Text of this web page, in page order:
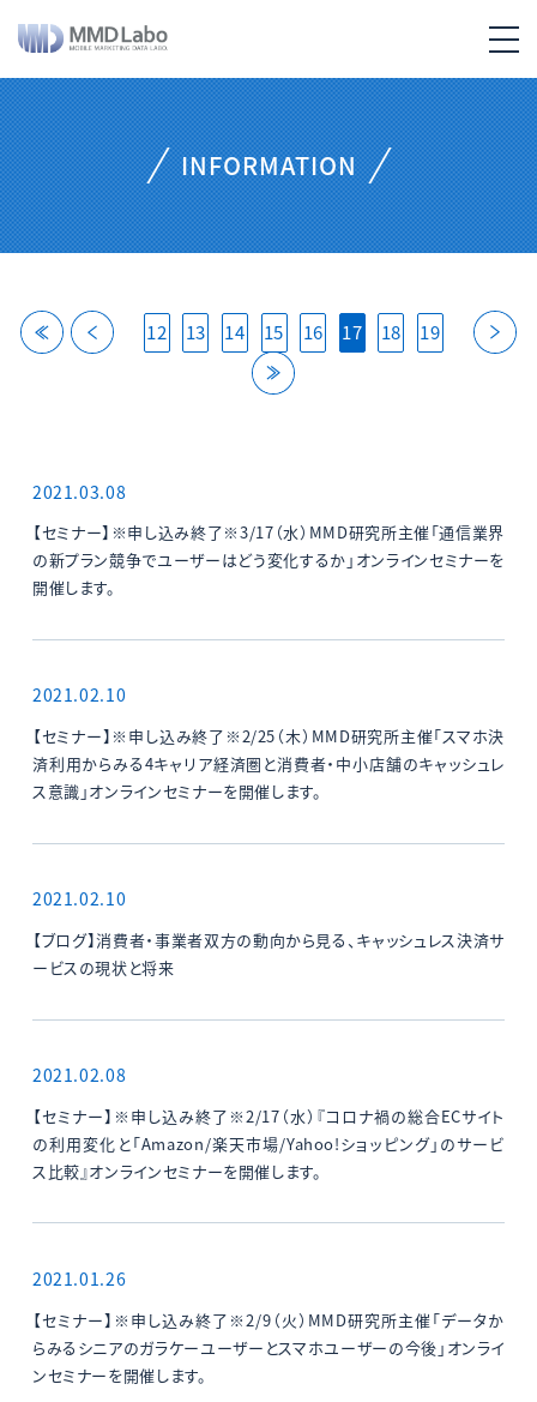
INFORMATION
back back12 13 14 15 16 17 18 19
last
2021.03.08
【セミナー】※申し込み終了※3/17（水）MMD研究所主催「通信業界
の新プラン競争でユーザーはどう変化するか」オンラインセミナーを
開催します。
2021.02.10
【セミナー】※申し込み終了※2/25（木）MMD研究所主催「スマホ決
済利用からみる4キャリア経済圏と消費者・中小店舗のキャッシュレ
ス意識」オンラインセミナーを開催します。
2021.02.10
【ブログ】消費者・事業者双方の動向から見る、キャッシュレス決済サ
ービスの現状と将来
2021.02.08
【セミナー】※申し込み終了※2/17（水）『コロナ禍の総合ECサイト
の利用変化と「Amazon/楽天市場/Yahoo!ショッピング」のサービ
ス比較』オンラインセミナーを開催します。
2021.01.26
【セミナー】※申し込み終了※2/9（火）MMD研究所主催「データか
らみるシニアのガラケーユーザーとスマホユーザーの今後」オンライ
ンセミナーを開催します。